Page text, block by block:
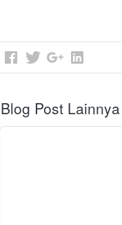
Blog Post Lainnya